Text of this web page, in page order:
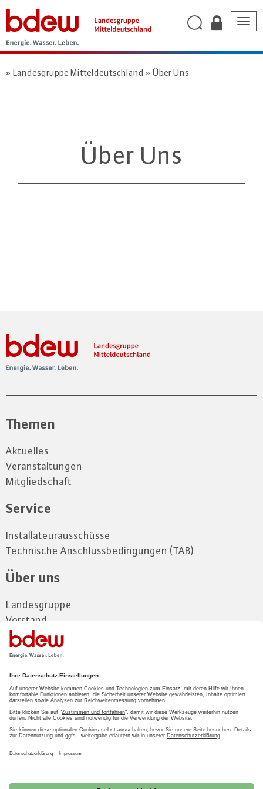
Landesgruppe Mitteldeutschland Über Uns
Über Uns
Themen
Aktuelles
Veranstaltungen
Mitgliedschaft
Service
Installateurausschüsse
Technische Anschlussbedingungen (TAB)
Über uns
Landesgruppe
Vorstand
Mitglieder
Gremien
Zum Mitgliederbereich
LOGIN